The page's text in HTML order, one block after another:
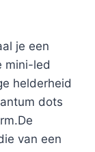
je een
mini-led
helderheid
dots
van een